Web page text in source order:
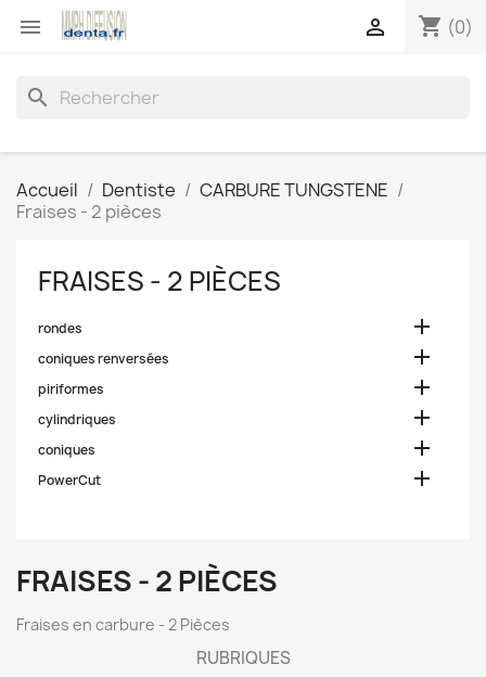
 shopping_cart (0)

search
Accueil Dentiste
CARBURE TUNGSTENE
Fraises - 2 pièces
FRAISES - 2 PIÈCES
rondes 
coniques renversées 
piriformes 
cylindriques 
coniques 
PowerCut 
FRAISES - 2 PIÈCES
Fraises en carbure - 2 Pièces
RUBRIQUES